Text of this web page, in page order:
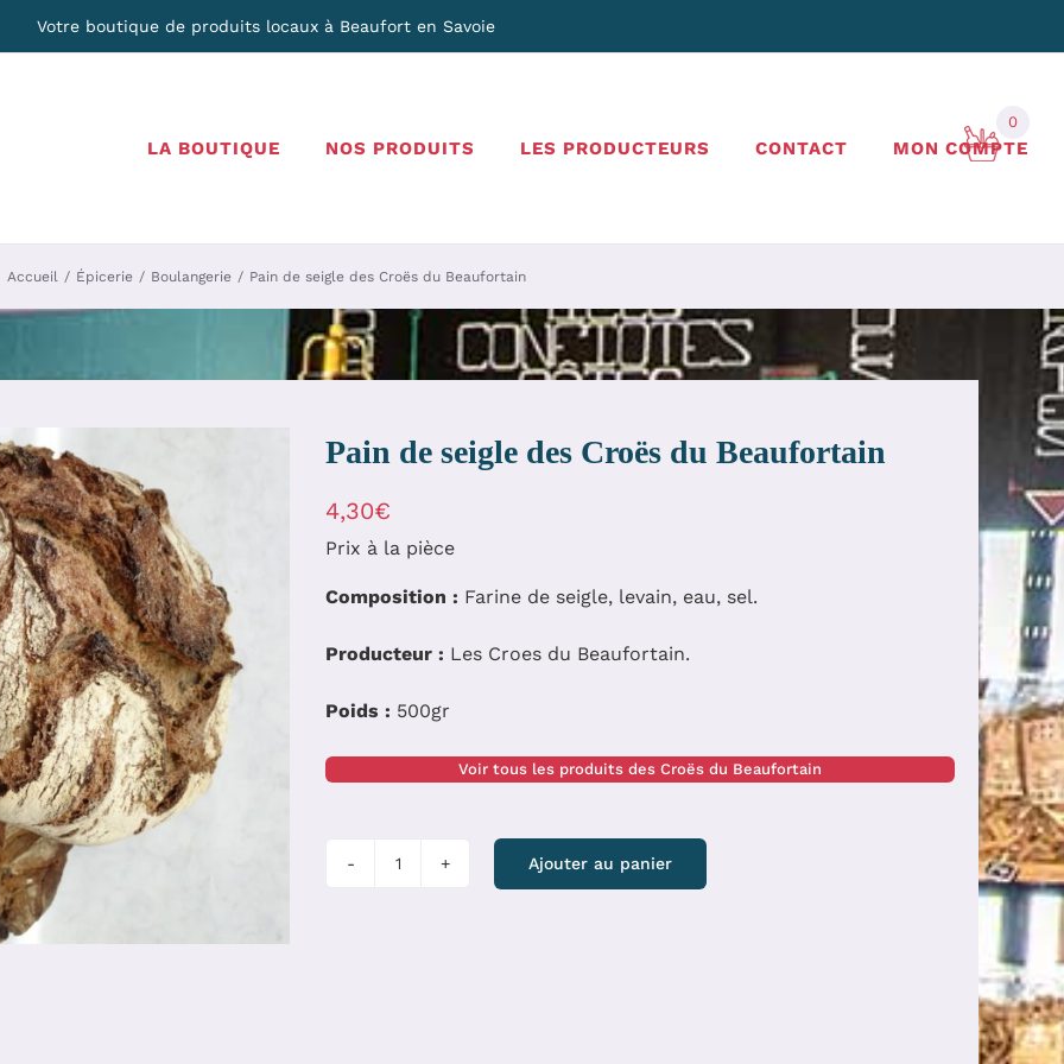
Votre boutique de produits locaux à Beaufort en Savoie
LA BOUTIQUE NOS PRODUITS LES PRODUCTEURS CONTACT MON COMPTE
Accueil Épicerie Boulangerie Pain de seigle des Croës du Beaufortain
Pain de seigle des Croës du Beaufortain
4,30€
Prix à la pièce
Composition : Farine de seigle, levain, eau, sel.
Producteur : Les Croes du Beaufortain.
Poids : 500gr
Voir tous les produits des Croës du Beaufortain
quantité
Ajouter au panier
0